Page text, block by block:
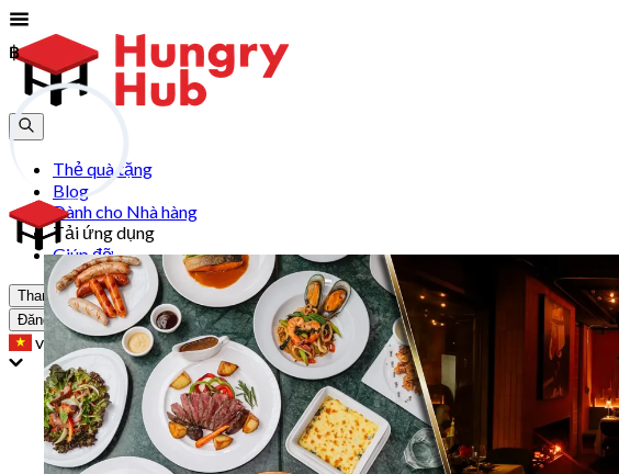
Thẻ quà tặng
Blog
Dành cho Nhà hàng
Tải ứng dụng
Giúp đỡ
Tham gia
Đăng Nhập
vn
฿
฿